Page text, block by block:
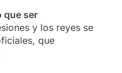
que ser
y los reyes se
que